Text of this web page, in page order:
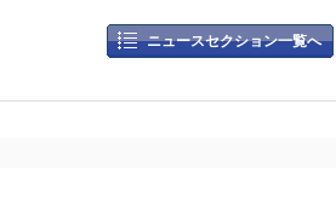
ニュースセクション一覧へ